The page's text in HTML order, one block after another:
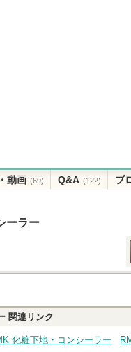
動画 (69) Q&A (122) ブ
ーラー
関連リンク
化粧下地・コンシーラー